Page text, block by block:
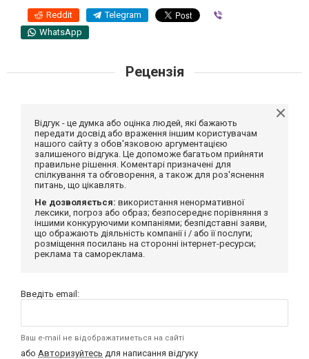
Reddit Telegram
WhatsApp
Рецензія
Відгук - це думка або оцінка людей, які бажають
передати досвід або враження іншим користувачам
нашого сайту з обов'язковою аргументацією
залишеного відгука. Це допоможе багатьом прийняти
правильне рішення. Коментарі призначені для
спілкування та обговорення, а також для роз'яснення
питань, що цікавлять.
Не дозволяється: використання ненормативної
лексики, погроз або образ; безпосереднє порівняння з
іншими конкуруючими компаніями; безпідставні заяви,
що ображають діяльність компанії і / або її послуги;
розміщення посилань на сторонні інтернет-ресурси;
реклама та самореклама.
Введіть email:
Ваш e-mail не відображатиметься на сайті
або Авторизуйтесь для написання відгуку